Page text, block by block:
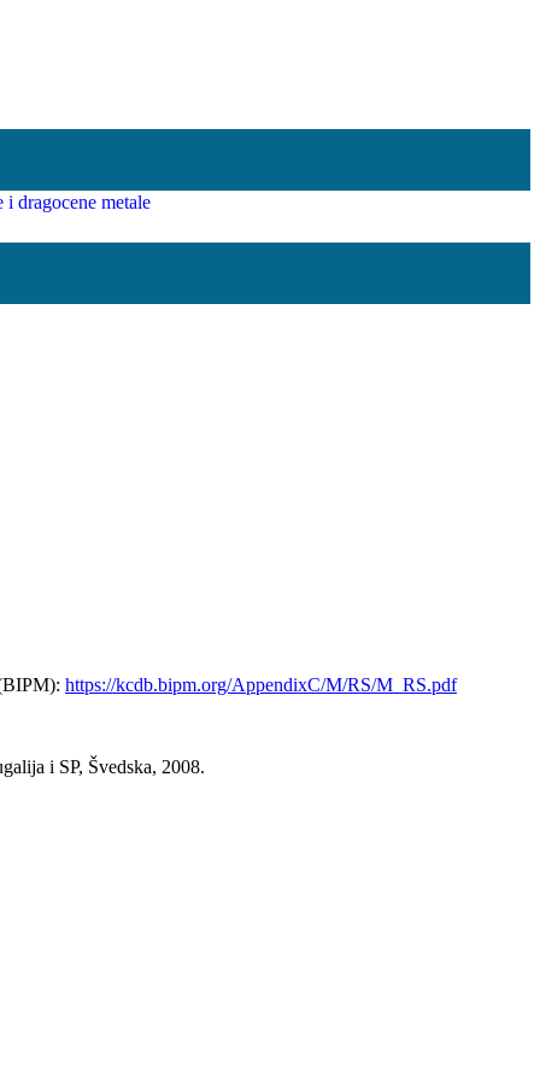
https://kcdb.bipm.org/AppendixC/M/RS/M_RS.pdf
i SP, Švedska, 2008.